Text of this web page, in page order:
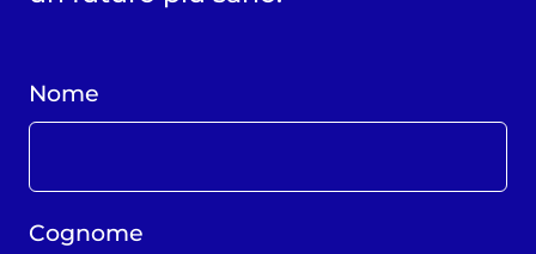
Nome
Cognome